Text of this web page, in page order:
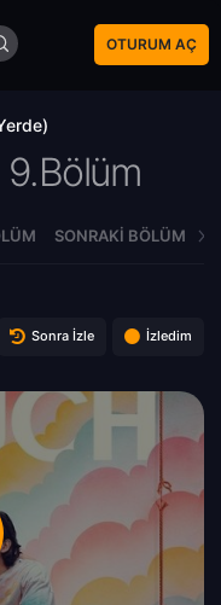
OTURUM AÇ
9.Bölüm
SONRAKI BÖLÜM
Sonra İzle İzledim